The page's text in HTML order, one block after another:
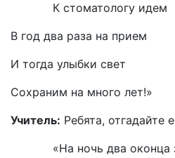
К стоматологу идем
В год два раза на прием
И тогда улыбки свет
Сохраним на много лет!»
Учитель: Ребята, отгадайте
«На ночь два оконца